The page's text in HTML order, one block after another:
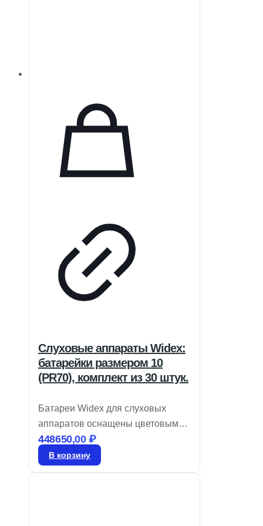
Слуховые аппараты Widex:
батарейки размером 10
(PR70), комплект из 30 штук.
Батареи Widex для слуховых
аппаратов оснащены цветовым
кодом для легкой идентификации
размера и являются воздушно-
448650,00₽
В корзину